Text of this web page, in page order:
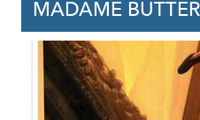
MADAME